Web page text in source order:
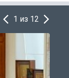
1 из 12